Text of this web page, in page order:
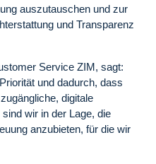
auszutauschen und zur
und Transparenz
Service ZIM, sagt:
und dadurch, dass
digitale
wir in der Lage, die
anzubieten, für die wir